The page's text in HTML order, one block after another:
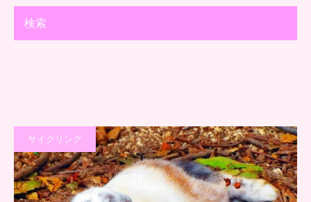
検索
サイクリング